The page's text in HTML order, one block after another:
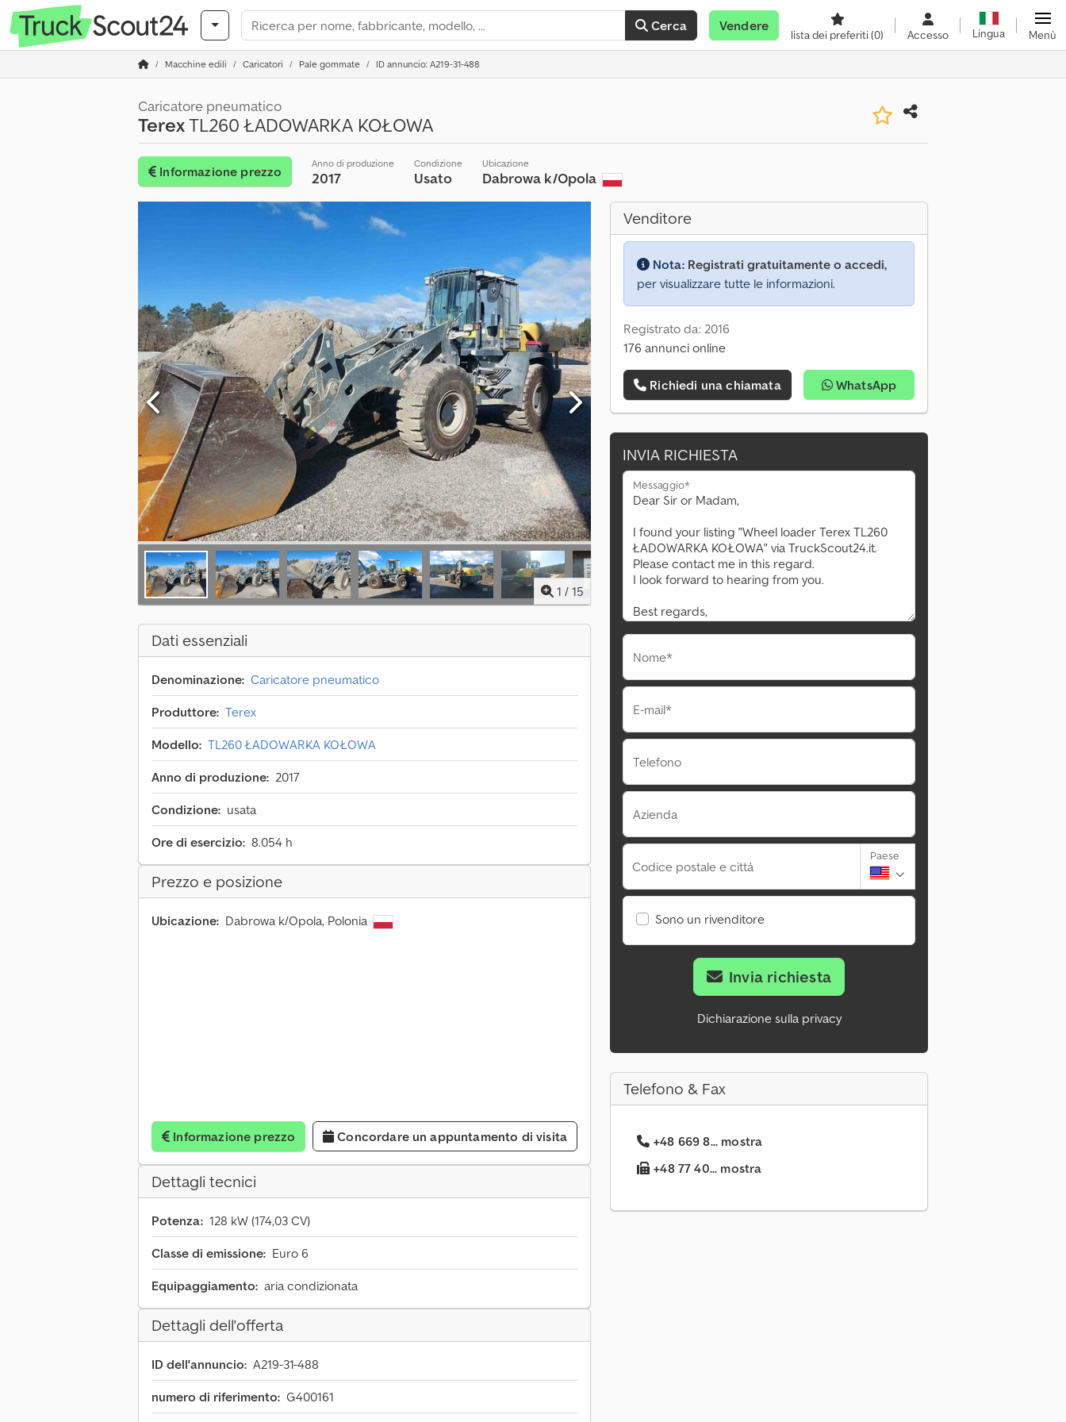
Cerca Vendere
lista dei preferiti (0) Accesso Lingua Menù
Macchine edili Caricatori Pale gommate ID annuncio: A219-31-488
Caricatore pneumatico
TerexTL260 ŁADOWARKA KOŁOWA
Informazione prezzo
Anno di produzione
2017
Condizione
Usato
Ubicazione
Dabrowa k/Opola
1 / 15
Dati essenziali
Denominazione: Caricatore pneumatico
Produttore: Terex
Modello: TL260 ŁADOWARKA KOŁOWA
Anno di produzione: 2017
Condizione: usata
Ore di esercizio: 8.054 h
Prezzo e posizione
Ubicazione: Dabrowa k/Opola, Polonia
Informazione prezzo Concordare un appuntamento di visita
Dettagli tecnici
Potenza: 128 kW (174,03 CV)
Classe di emissione: Euro 6
Equipaggiamento: aria condizionata
Dettagli dell'offerta
ID dell'annuncio: A219-31-488
numero di riferimento: G400161
Venditore
Nota: Registrati gratuitamente o accedi,
per visualizzare tutte le informazioni.
Registrato da: 2016
176 annunci online
Richiedi una chiamata WhatsApp
INVIA RICHIESTA
Messaggio*
Nome*
E-mail*
Telefono
Azienda
Codice postale e città
Paese
Sono un rivenditore
Invia richiesta
Dichiarazione sulla privacy
Telefono & Fax
+48 669 8... mostra
+48 77 40... mostra